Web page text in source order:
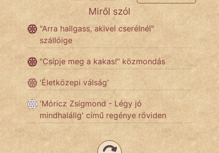
KÖZMONDÁS
PSZICHO
ZENE
ÉLETMÓD
Miről szól
"Arra hallgass, akivel cserélnél"
szállóige
"Csípje meg a kakas!" közmondás
'Életközepi válság'
'Móricz Zsigmond - Légy jó
mindhalálig' című regénye röviden